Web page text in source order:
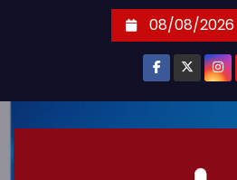
08/08/2026